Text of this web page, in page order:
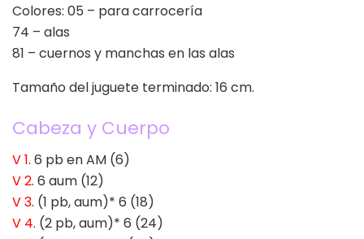
Colores: 05 – para carrocería
74 – alas
81 – cuernos y manchas en las alas
Tamaño del juguete terminado: 16 cm.
Cabeza y Cuerpo
V 1. 6 pb en AM (6)
V 2. 6 aum (12)
V 3. (1 pb, aum)* 6 (18)
V 4. (2 pb, aum)* 6 (24)